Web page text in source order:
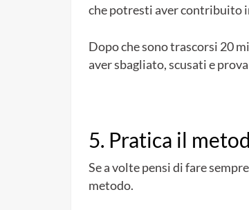
che potresti aver contribuito
Dopo che sono trascorsi 20
aver sbagliato, scusati e
5. Pratica il
Se a volte pensi di fare
metodo.